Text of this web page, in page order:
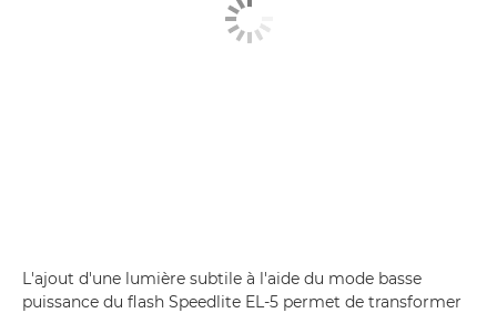
L'ajout d'une lumière subtile à l'aide du mode basse
puissance du flash Speedlite EL-5 permet de transformer